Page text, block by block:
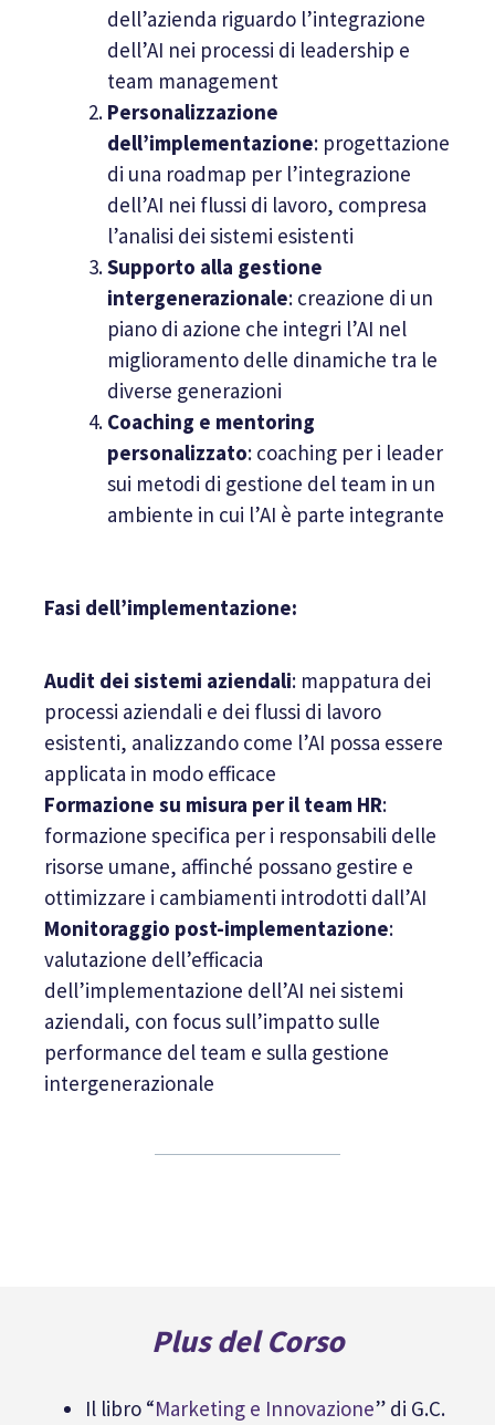
dell’azienda riguardo l’integrazione
dell’AI nei processi di leadership e
team management
Personalizzazione
dell’implementazione: progettazione
di una roadmap per l’integrazione
dell’AI nei flussi di lavoro, compresa
l’analisi dei sistemi esistenti
Supporto alla gestione
intergenerazionale: creazione di un
piano di azione che integri l’AI nel
miglioramento delle dinamiche tra le
diverse generazioni
Coaching e mentoring
personalizzato: coaching per i leader
sui metodi di gestione del team in un
ambiente in cui l’AI è parte integrante
Fasi dell’implementazione:
Audit dei sistemi aziendali: mappatura dei
processi aziendali e dei flussi di lavoro
esistenti, analizzando come l’AI possa essere
applicata in modo efficace
Formazione su misura per il team HR:
formazione specifica per i responsabili delle
risorse umane, affinché possano gestire e
ottimizzare i cambiamenti introdotti dall’AI
Monitoraggio post-implementazione:
valutazione dell’efficacia
dell’implementazione dell’AI nei sistemi
aziendali, con focus sull’impatto sulle
performance del team e sulla gestione
intergenerazionale
Plus del Corso
Il libro “Marketing e Innovazione” di G.C.